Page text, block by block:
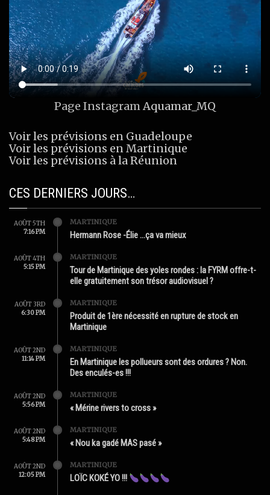
Page InstagramAquamar_MQ
Voir les prévisions en Guadeloupe
Voir les prévisions en Martinique
Voir les prévisions à la Réunion
CES DERNIERS JOURS…
AOÛT 5TH
7:16 PM
MARTINIQUE
Hermann Rose -Élie …ça va mieux
AOÛT 4TH
5:15 PM
MARTINIQUE
Tour de Martinique des yoles rondes : la FYRM offre-t-
elle gratuitement son trésor audiovisuel ?
AOÛT 3RD
6:30 PM
MARTINIQUE
Produit de 1ère nécessité en rupture de stock en
Martinique
AOÛT 2ND
11:14 PM
MARTINIQUE
En Martinique les pollueurs sont des ordures ? Non.
Des enculés-es !!!
AOÛT 2ND
5:56 PM
MARTINIQUE
« Mérine rivers to cross »
AOÛT 2ND
5:48 PM
MARTINIQUE
« Nou ka gadé MAS pasé »
AOÛT 2ND
12:05 PM
MARTINIQUE
LOÏC KOKÉ YO !!!